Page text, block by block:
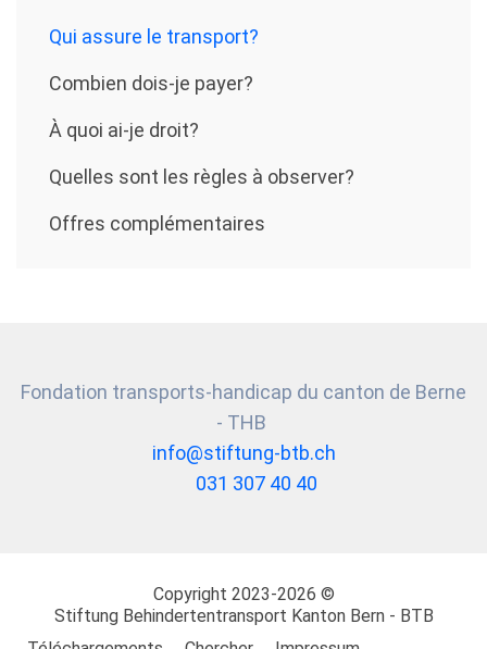
Qui assure le transport?
Combien dois-je payer?
À quoi ai-je droit?
Quelles sont les règles à observer?
Offres complémentaires
Fondation transports-handicap du canton de Berne
- THB
info@stiftung-btb.ch
031 307 40 40
Copyright 2023-2026 ©
Stiftung Behindertentransport Kanton Bern - BTB